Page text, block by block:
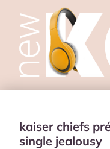
kaiser chiefs
single jealousy